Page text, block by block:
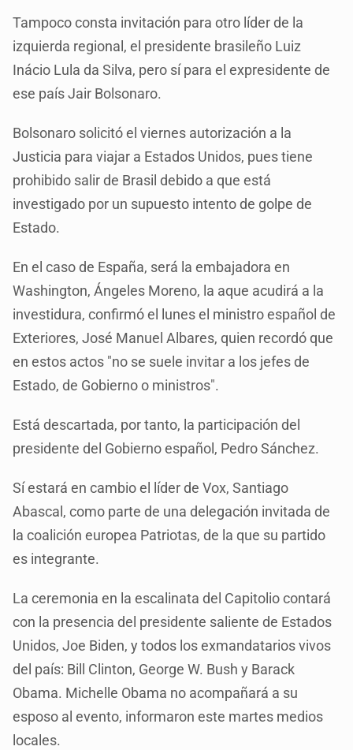
Tampoco consta invitación para otro líder de la
izquierda regional, el presidente brasileño Luiz
Inácio Lula da Silva, pero sí para el expresidente de
ese país Jair Bolsonaro.
Bolsonaro solicitó el viernes autorización a la
Justicia para viajar a Estados Unidos, pues tiene
prohibido salir de Brasil debido a que está
investigado por un supuesto intento de golpe de
Estado.
En el caso de España, será la embajadora en
Washington, Ángeles Moreno, la aque acudirá a la
investidura, confirmó el lunes el ministro español de
Exteriores, José Manuel Albares, quien recordó que
en estos actos "no se suele invitar a los jefes de
Estado, de Gobierno o ministros".
Está descartada, por tanto, la participación del
presidente del Gobierno español, Pedro Sánchez.
Sí estará en cambio el líder de Vox, Santiago
Abascal, como parte de una delegación invitada de
la coalición europea Patriotas, de la que su partido
es integrante.
La ceremonia en la escalinata del Capitolio contará
con la presencia del presidente saliente de Estados
Unidos, Joe Biden, y todos los exmandatarios vivos
del país: Bill Clinton, George W. Bush y Barack
Obama. Michelle Obama no acompañará a su
esposo al evento, informaron este martes medios
locales.